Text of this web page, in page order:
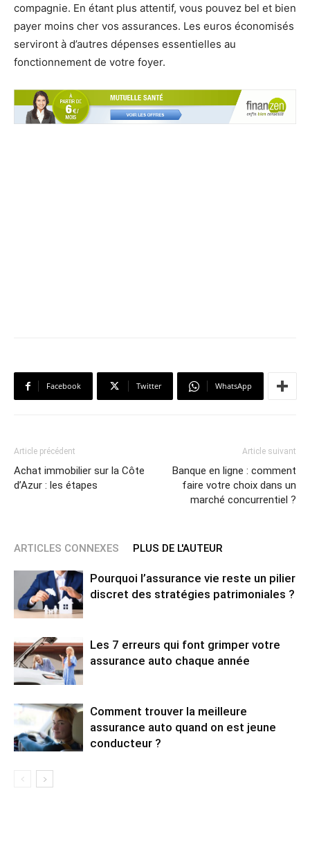
compagnie. En étant plus attentif, vous pouvez bel et bien
payer moins cher vos assurances. Les euros économisés
serviront à d’autres dépenses essentielles au
fonctionnement de votre foyer.
Facebook Twitter WhatsApp
Article précédent
Achat immobilier sur la Côte
d’Azur : les étapes
Article suivant
Banque en ligne : comment
faire votre choix dans un
marché concurrentiel ?
ARTICLES CONNEXES PLUS DE L'AUTEUR
Pourquoi l’assurance vie reste un pilier
discret des stratégies patrimoniales ?
Les 7 erreurs qui font grimper votre
assurance auto chaque année
Comment trouver la meilleure
assurance auto quand on est jeune
conducteur ?